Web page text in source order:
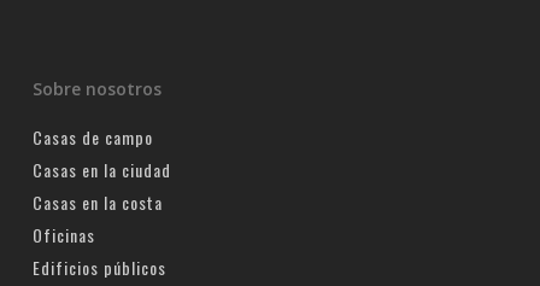
Sobre nosotros
Casas de campo
Casas en la ciudad
Casas en la costa
Oficinas
Edificios públicos